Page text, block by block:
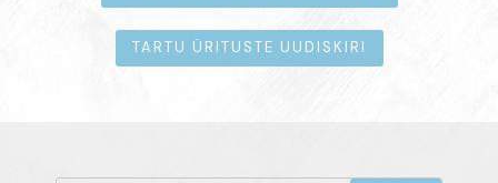
TARTU ÜRITUSTE UUDISKIRI